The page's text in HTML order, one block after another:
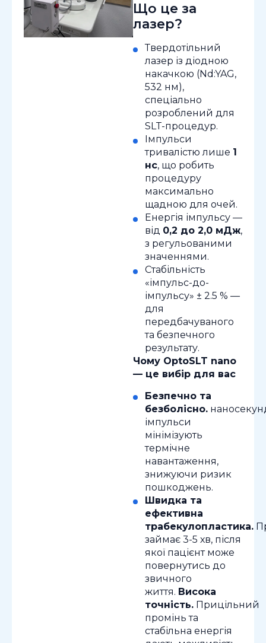
Що це за
лазер?
Твердотільний
лазер із діодною
накачкою (Nd:YAG,
532 нм),
спеціально
розроблений для
SLT-процедур.
Імпульси
тривалістю лише 1
нс, що робить
процедуру
максимально
щадною для очей.
Енергія імпульсу —
від 0,2 до 2,0 мДж,
з регульованими
значеннями.
Стабільність
«імпульс-до-
імпульсу» ± 2.5 % —
для
передбачуваного
та безпечного
результату.
Чому OptoSLT nano
— це вибір для вас
Безпечно та
безболісно.
імпульси
мінімізують
термічне
навантаження,
знижуючи ризик
пошкоджень.
Швидка та
ефективна
трабекулопластика.
займає 3-5 хв, після
якої пацієнт може
повернутись до
звичного
життя. Висока
точність. Прицільний
промінь та
стабільна енергія